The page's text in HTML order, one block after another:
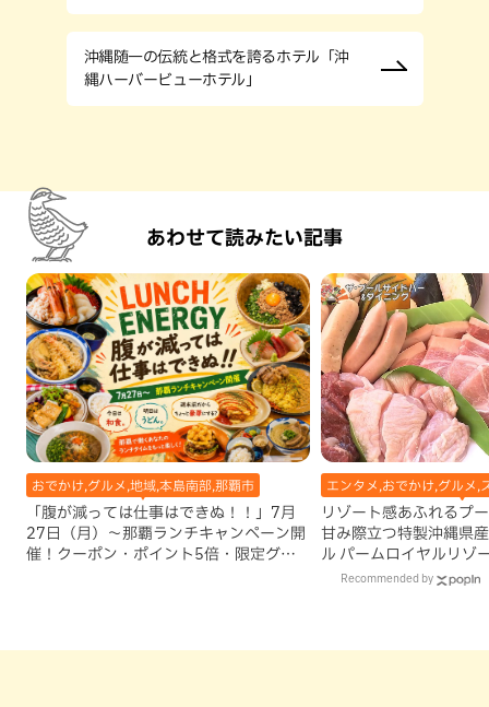
沖縄随一の伝統と格式を誇るホテル「沖
縄ハーバービューホテル」
あわせて読みたい記事
おでかけ,グルメ,地域,本島南部,那覇市
「腹が減っては仕事はできぬ！！」7月
27日（月）〜那覇ランチキャンペーン開
催！クーポン・ポイント5倍・限定グッ
エンタメ,おでかけ,グルメ,
リゾート感あふれるプ
甘み際立つ特製沖縄県
ル パームロイヤルリゾ
（那覇市）
Recommended by